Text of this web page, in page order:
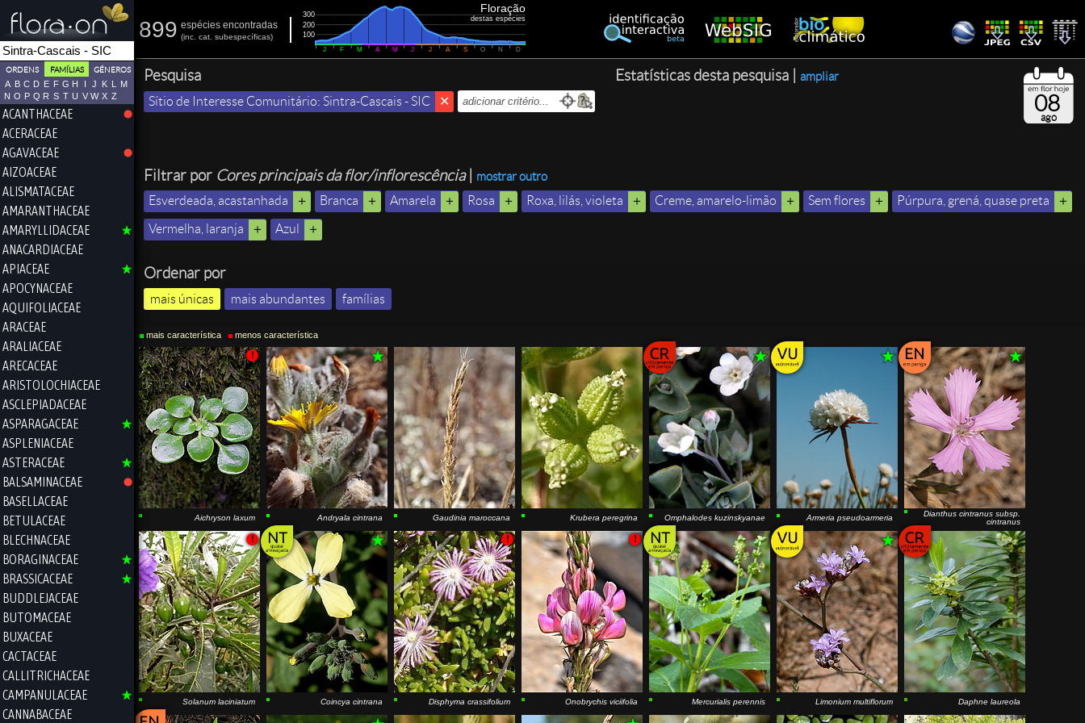
ORDENS FAMÍLIAS GÉNEROS
A B C D E F G H I J K L
M
N O P Q R S T U V W X Z
ACANTHACEAE
ACERACEAE
AGAVACEAE
AIZOACEAE
ALISMATACEAE
AMARANTHACEAE
AMARYLLIDACEAE
ANACARDIACEAE
APIACEAE
APOCYNACEAE
AQUIFOLIACEAE
ARACEAE
ARALIACEAE
ARECACEAE
ARISTOLOCHIACEAE
ASCLEPIADACEAE
ASPARAGACEAE
ASPLENIACEAE
ASTERACEAE
BALSAMINACEAE
BASELLACEAE
BETULACEAE
BLECHNACEAE
BORAGINACEAE
BRASSICACEAE
BUDDLEJACEAE
BUTOMACEAE
BUXACEAE
CACTACEAE
CALLITRICHACEAE
CAMPANULACEAE
CANNABACEAE
899 espécies encontradas
(inc. cat. subespecíficas) 100
200
300
J F M A M J J A S O N D
Floração
destas espécies
Pesquisa
Sítio de Interesse Comunitário: Sintra-Cascais - SIC
Estatísticas desta pesquisa | ampliar
Filtrar por Cores principais da flor/inflorescência|
mostrar outro
Esverdeada, acastanhada
Branca Amarela Rosa Roxa, lilás, violeta Creme, amarelo-limão Sem flores Púrpura, grená, quase preta
Vermelha, laranja Azul
08
ago
Ordenar por
mais únicas mais abundantes famílias
mais característica menos característica
Aichryson laxum
!
Andryala cintrana Gaudinia maroccana Krubera peregrina Omphalodes kuzinskyanae Armeria pseudoarmeria Dianthus cintranus subsp.
cintranus
Solanum laciniatum
!
Coincya cintrana Disphyma crassifolium
!
Onobrychis viciifolia
!
Mercurialis perennis Limonium multiflorum Daphne laureola